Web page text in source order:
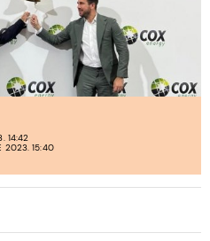
14:42
2023. 15:40